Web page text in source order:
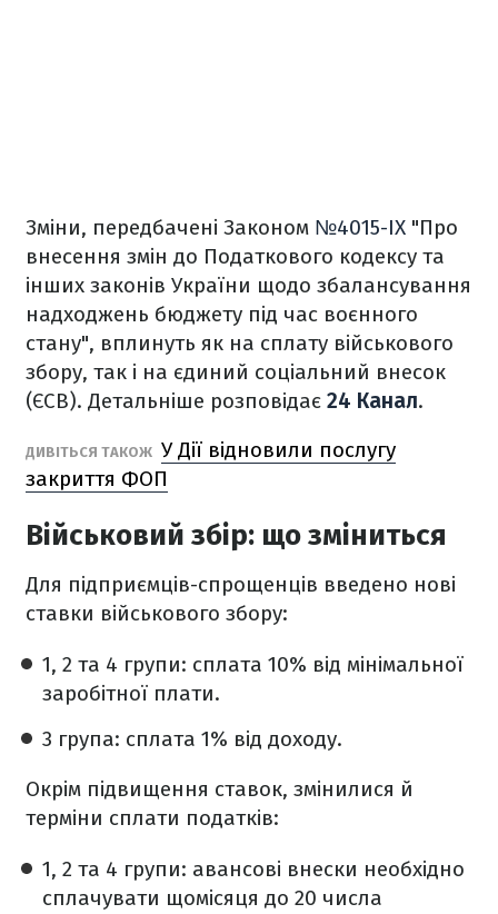
Зміни, передбачені Законом №4015-ІХ "Про
внесення змін до Податкового кодексу та
інших законів України щодо збалансування
надходжень бюджету під час воєнного
стану", вплинуть як на сплату військового
збору, так і на єдиний соціальний внесок
(ЄСВ). Детальніше розповідає 24 Канал.
ДИВІТЬСЯ ТАКОЖ У Дії відновили послугу
закриття ФОП
Військовий збір: що зміниться
Для підприємців-спрощенців введено нові
ставки військового збору:
1, 2 та 4 групи: сплата 10% від мінімальної
заробітної плати.
3 група: сплата 1% від доходу.
Окрім підвищення ставок, змінилися й
терміни сплати податків:
1, 2 та 4 групи: авансові внески необхідно
сплачувати щомісяця до 20 числа